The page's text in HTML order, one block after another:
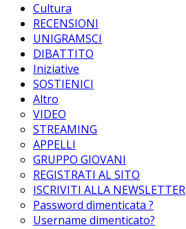
Cultura
RECENSIONI
UNIGRAMSCI
DIBATTITO
Iniziative
SOSTIENICI
Altro
VIDEO
STREAMING
APPELLI
GRUPPO GIOVANI
REGISTRATI AL SITO
ISCRIVITI ALLA NEWSLETTER
Password dimenticata ?
Username dimenticato?